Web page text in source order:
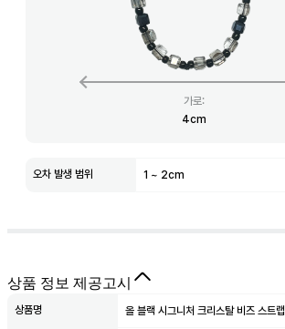
가로:
4cm
오차 발생 범위 1 ~ 2cm
상품 정보 제공고시
상품명 올 블랙 시그니처 크리스탈 비즈 스트랩